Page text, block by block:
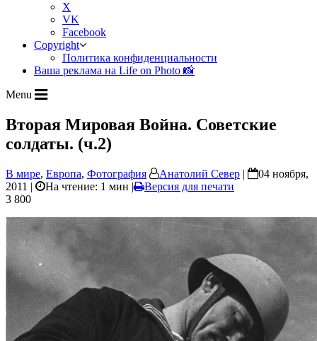
X
VK
Facebook
Copyright
Политика конфиденциальности
Ваша реклама на Life on Photo 📸
Menu
Вторая Мировая Война. Советские
солдаты. (ч.2)
В мире, Европа, Фотография Анатолий Север |
04 ноября,
2011 |
На чтение: 1 мин |
Версия для печати
3 800